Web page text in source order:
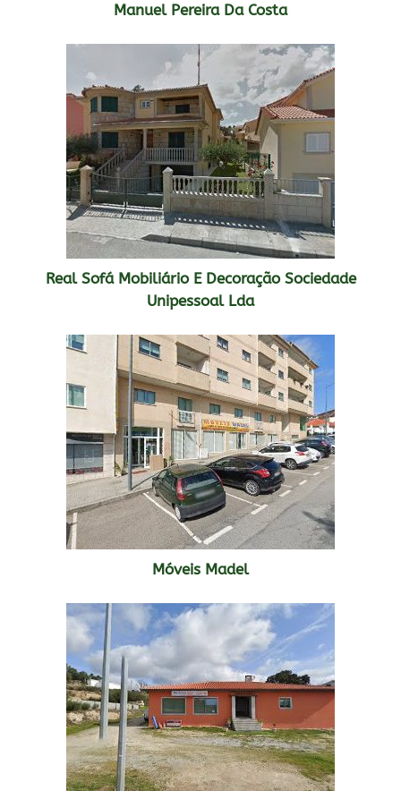
Manuel Pereira Da Costa
Real Sofá Mobiliário E Decoração Sociedade
Unipessoal Lda
Móveis Madel